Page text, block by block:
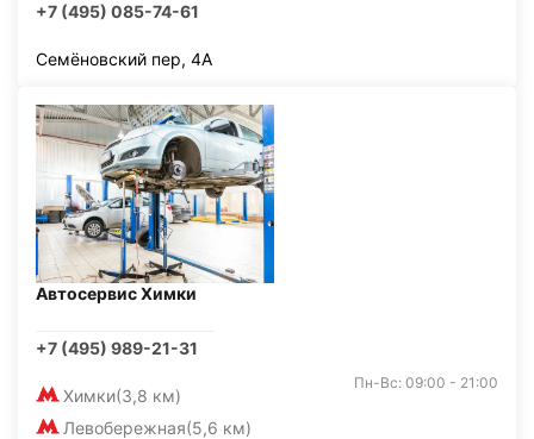
+7 (495) 085-74-61
Семёновский пер, 4А
Автосервис Химки
+7 (495) 989-21-31
Химки(3,8 км)
Левобережная(5,6 км)
Пн-Вс: 09:00 - 21:00